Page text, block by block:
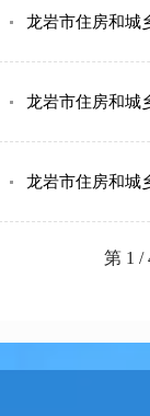
龙岩市住房和城
龙岩市住房和城
龙岩市住房和城
第 1 /